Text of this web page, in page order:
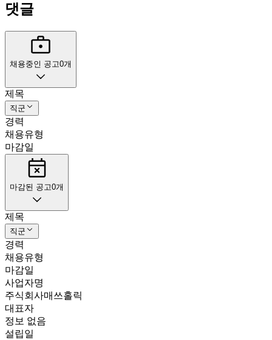
댓글
채용중인 공고0개
제목
직군
경력
채용유형
마감일
마감된 공고0개
제목
직군
경력
채용유형
마감일
사업자명
주식회사매쓰홀릭
대표자
정보 없음
설립일